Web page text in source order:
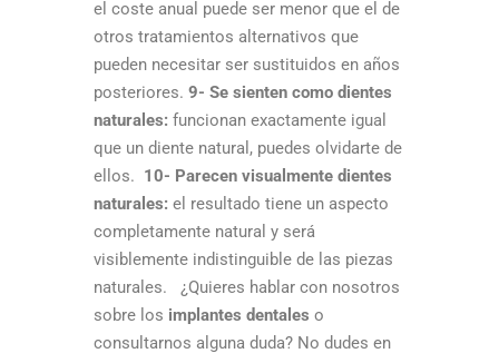
el coste anual puede ser menor que el de
otros tratamientos alternativos que
pueden necesitar ser sustituidos en años
posteriores. 9- Se sienten como dientes
naturales: funcionan exactamente igual
que un diente natural, puedes olvidarte de
ellos. 10- Parecen visualmente dientes
naturales: el resultado tiene un aspecto
completamente natural y será
visiblemente indistinguible de las piezas
naturales. ¿Quieres hablar con nosotros
sobre los implantes dentales o
consultarnos alguna duda? No dudes en